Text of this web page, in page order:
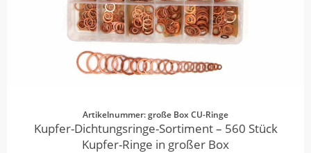
Artikelnummer: große Box CU-Ringe
Kupfer-Dichtungsringe-Sortiment – 560 Stück
Kupfer-Ringe in großer Box